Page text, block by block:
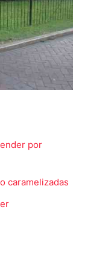
por
caramelizadas